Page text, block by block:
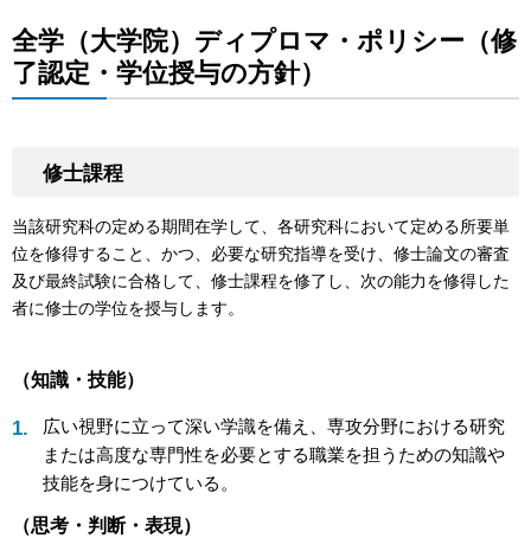
全学（大学院）ディプロマ・ポリシー（修
了認定・学位授与の方針）
修士課程
当該研究科の定める期間在学して、各研究科において定める所要単
位を修得すること、かつ、必要な研究指導を受け、修士論文の審査
及び最終試験に合格して、修士課程を修了し、次の能力を修得した
者に修士の学位を授与します。
（知識・技能）
広い視野に立って深い学識を備え、専攻分野における研究
または高度な専門性を必要とする職業を担うための知識や
技能を身につけている。
（思考・判断・表現）